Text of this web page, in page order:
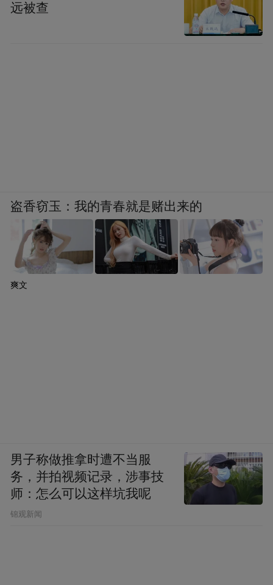
远被查
盗香窃玉：我的青春就是赌出来的
爽文
男子称做推拿时遭不当服
务，并拍视频记录，涉事技
师：怎么可以这样坑我呢
锦观新闻